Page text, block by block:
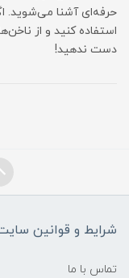
حرفه‌ای آشنا می‌شوید.
استفاده کنید و از
دست ندهید!
شرایط و قوانین
تماس با ما